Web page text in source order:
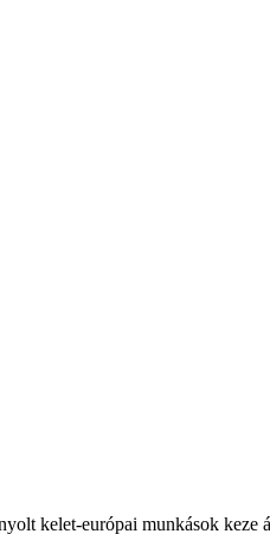
kelet-európai munkások